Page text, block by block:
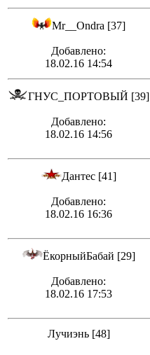
Mr__Ondra [37]
Добавлено:
18.02.16 14:54
ГНУС_ПОРТОВЫЙ [39]
Добавлено:
18.02.16 14:56
Дантес [41]
Добавлено:
18.02.16 16:36
ЁкорныйБабай [29]
Добавлено:
18.02.16 17:53
Лучиэнь [48]